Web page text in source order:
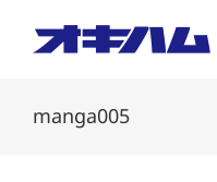
manga005